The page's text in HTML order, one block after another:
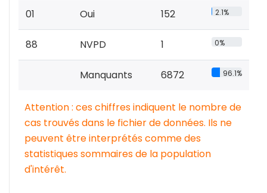
01 Oui 152 2.1%
88 NVPD 1 0%
Manquants 6872 96.1%
Attention : ces chiffres indiquent le nombre de
cas trouvés dans le fichier de données. Ils ne
peuvent être interprétés comme des
statistiques sommaires de la population
d'intérêt.